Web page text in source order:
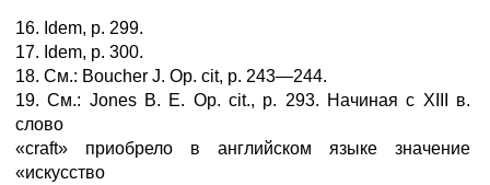
16. Idem, p. 299.
17. Idem, p. 300.
18. См.: Boucher J. Op. cit, p. 243—244.
19. См.: Jones B. E. Op. cit., p. 293. Начиная с XIII в.
слово
«craft» приобрело в английском языке значение
«искусство